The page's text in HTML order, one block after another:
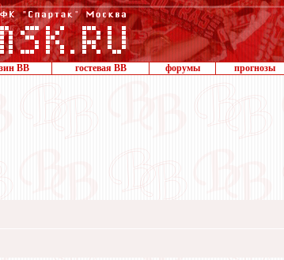
ВВ гостевая ВВ форумы прогнозы